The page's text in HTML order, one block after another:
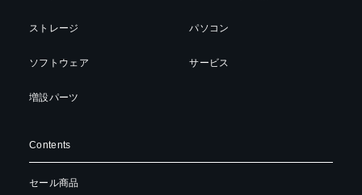
ストレージ
ソフトウェア
増設パーツ
パソコン
サービス
Contents
セール商品